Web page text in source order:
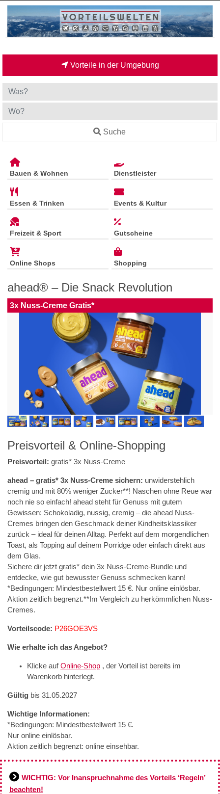
Vorteile in der Umgebung
Suche
Bauen & Wohnen Dienstleister
Essen & Trinken Events & Kultur
Freizeit & Sport Gutscheine
Online Shops Shopping
ahead® – Die Snack Revolution
3x Nuss-Creme Gratis*
Preisvorteil & Online-Shopping
Preisvorteil: gratis* 3x Nuss-Creme
ahead – gratis* 3x Nuss-Creme sichern: unwiderstehlich
cremig und mit 80% weniger Zucker**! Naschen ohne Reue war
noch nie so einfach! ahead steht für Genuss mit gutem
Gewissen: Schokoladig, nussig, cremig – die ahead Nuss-
Cremes bringen den Geschmack deiner Kindheitsklassiker
zurück – ideal für deinen Alltag. Perfekt auf dem morgendlichen
Toast, als Topping auf deinem Porridge oder einfach direkt aus
dem Glas.
Sichere dir jetzt gratis* dein 3x Nuss-Creme-Bundle und
entdecke, wie gut bewusster Genuss schmecken kann!
*Bedingungen: Mindestbestellwert 15 €. Nur online einlösbar.
Aktion zeitlich begrenzt.**Im Vergleich zu herkömmlichen Nuss-
Cremes.
Vorteilscode: P26GOE3VS
Wie erhalte ich das Angebot?
Klicke aufOnline-Shop , der Vorteil ist bereits im
Warenkorb hinterlegt.
Gültig bis 31.05.2027
Wichtige Informationen:
*Bedingungen: Mindestbestellwert 15 €.
Nur online einlösbar.
Aktion zeitlich begrenzt: online einsehbar.
WICHTIG: Vor Inanspruchnahme des Vorteils ‘Regeln’
beachten!